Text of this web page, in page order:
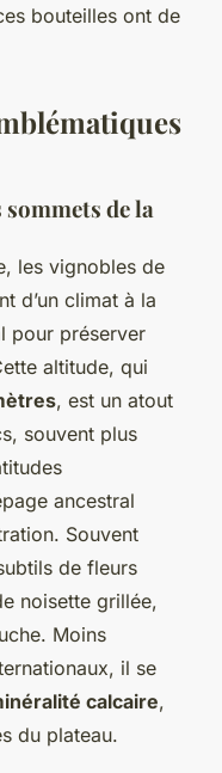
bouteilles ont de
de la
les vignobles de
d’un climat à la
pour préserver
altitude, qui
, est un atout
souvent plus
ancestral
Souvent
de fleurs
noisette grillée,
Moins
il se
calcaire,
du plateau.